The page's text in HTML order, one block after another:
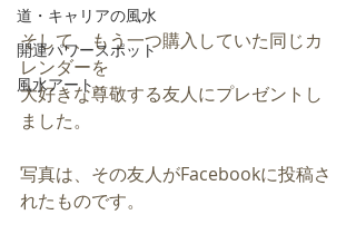
道・キャリアの風水
開運パワースポット
風水アート
そして、もう一つ購入していた同じカ
レンダーを
大好きな尊敬する友人にプレゼントし
ました。
写真は、その友人がFacebookに投稿さ
れたものです。